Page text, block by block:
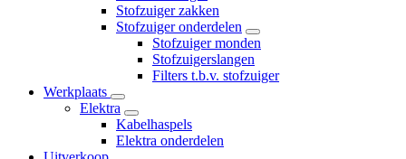
Stofzuiger zakken
Stofzuiger onderdelen
Stofzuiger monden
Stofzuigerslangen
Filters t.b.v. stofzuiger
Werkplaats
Elektra
Kabelhaspels
Elektra onderdelen